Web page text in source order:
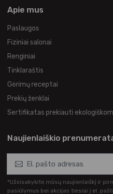
Apie mus
Paslaugos
Fiziniai salonai
Renginiai
Tinklaraštis
Gėrimų receptai
Prekių ženklai
Sertifikatas prekiauti
Naujienlaiškio
*Užsisakykite mūsų naujienlaiškį ir
pasiūlymus bei akcijas tiesiai į el.